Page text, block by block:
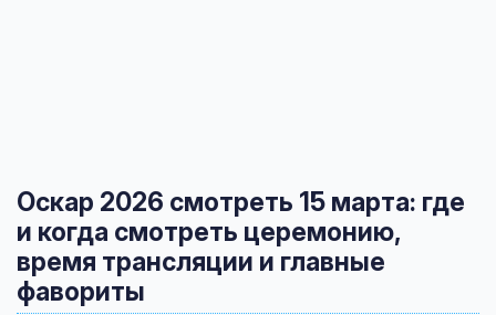
Оскар 2026 смотреть 15 марта: где
и когда смотреть церемонию,
время трансляции и главные
фавориты